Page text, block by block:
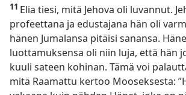
11 Elia tiesi, mitä Jehova oli luvannut.
profeettana ja edustajana hän oli
hänen Jumalansa pitäisi sanansa.
luottamuksensa oli niin luja, että hän
kuuli sateen kohinan. Tämä voi
mitä Raamattu kertoo Mooseksesta: